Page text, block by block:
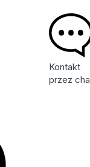
Kontakt
przez